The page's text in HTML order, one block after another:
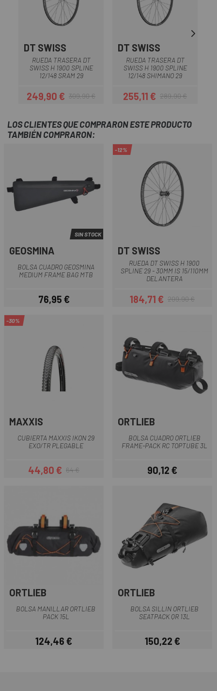
DT SWISS
RUEDA TRASERA DT
SWISS H 1900 SPLINE
12/148 SRAM 29
Precio
249,90 €Precio regular
309,90 €
DT SWISS
RUEDA TRASERA DT
SWISS H 1900 SPLINE
12/148 SHIMANO 29
Precio
255,11 €Precio regular
289,90 €
LOS CLIENTES QUE COMPRARON ESTE PRODUCTO
TAMBIÉN COMPRARON:
SIN STOCK
GEOSMINA
BOLSA CUADRO GEOSMINA
MEDIUM FRAME BAG MTB
Precio
76,95 €
-12%
DT SWISS
RUEDA DT SWISS H 1900
SPLINE 29 - 30MM IS 15/110MM
DELANTERA
Precio
184,71 €Precio regular
209,90 €
-30%
MAXXIS
CUBIERTA MAXXIS IKON 29
EXO/TR PLEGABLE
Precio
44,80 €Precio regular
64 €
ORTLIEB
BOLSA CUADRO ORTLIEB
FRAME-PACK RC TOPTUBE 3L
Precio
90,12 €
ORTLIEB
BOLSA MANILLAR ORTLIEB
PACK 15L
Precio
124,46 €
ORTLIEB
BOLSA SILLIN ORTLIEB
SEATPACK QR 13L
Precio
150,22 €